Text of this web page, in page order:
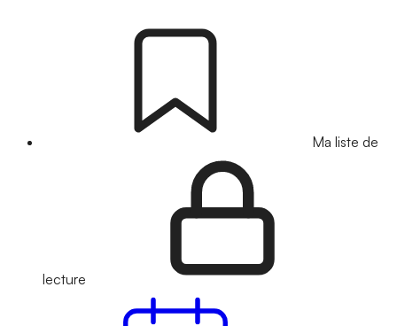
Ma liste de
lecture